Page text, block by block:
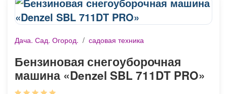
Работа Транспорт
Дача. Сад. Огород. / садовая техника
Бензиновая снегоуборочная
машина «Denzel SBL 711DT PRO»